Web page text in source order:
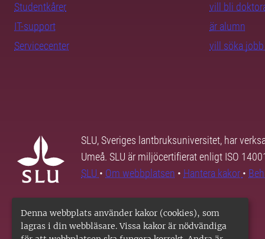
Denna webbplats använder kakor (cookies), som
lagras i din webbläsare. Vissa kakor är nödvändiga
Studentkårer
IT-support
Servicecenter
vill bli
är alumn
vill söka
SLU, Sveriges lantbruksuniversitet, har
Umeå. SLU är miljöcertifierat enligt ISO
SLU • Om webbplatsen • Hantera kakor •